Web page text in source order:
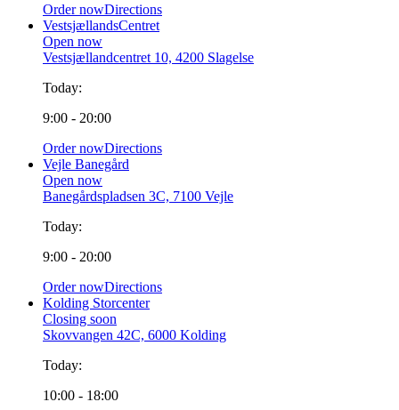
Order nowDirections
VestsjællandsCentret
Open now
Vestsjællandcentret 10, 4200 Slagelse
Today:
9:00 - 20:00
Order nowDirections
Vejle Banegård
Open now
Banegårdspladsen 3C, 7100 Vejle
Today:
9:00 - 20:00
Order nowDirections
Kolding Storcenter
Closing soon
Skovvangen 42C, 6000 Kolding
Today:
10:00 - 18:00